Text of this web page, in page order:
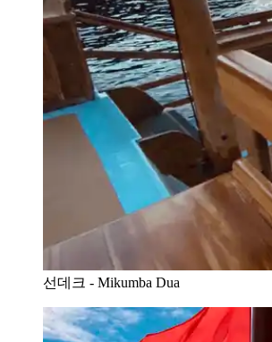
선데크 - Mikumba Dua